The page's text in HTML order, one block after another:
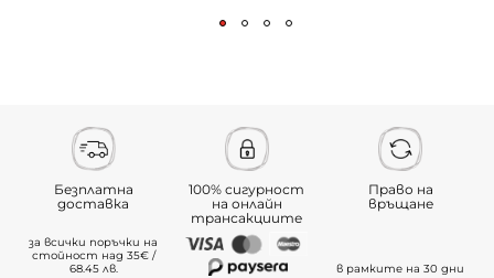
Безплатна
доставка
за всички поръчки на
стойност над 35€ /
68.45 лв.
100% сигурност
на онлайн
трансакциите
Право на
връщане
в рамките на 30 дни